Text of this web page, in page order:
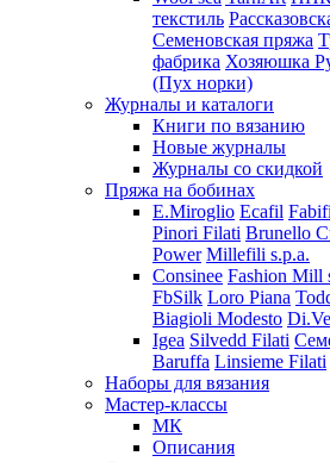
текстиль
Семеновская пряжа
фабрика Хозяюшка
(Пух норки)
Журналы и каталоги
Книги по вязанию
Новые журналы
Журналы со скидкой
Пряжа на бобинах
E.Miroglio Ecafil
Pinori Filati Brunello
Power Millefili s.p.a.
Consinee Fashion Mill
FbSilk Loro Piana
Biagioli Modesto Di.Ve
Igea Silvedd Filati
Baruffa Linsieme Filati
Наборы для вязания
Мастер-классы
МК
Описания